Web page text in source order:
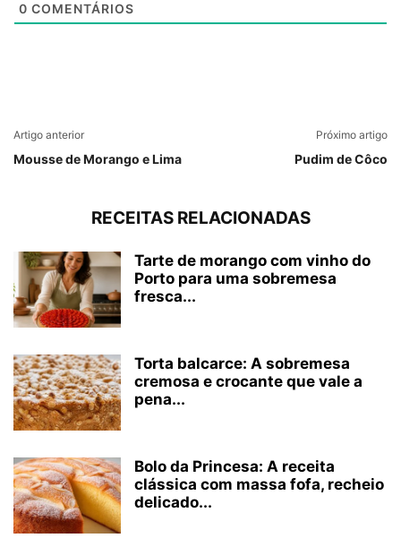
0 COMENTÁRIOS
Artigo anterior
Mousse de Morango e Lima
Próximo artigo
Pudim de Côco
RECEITAS RELACIONADAS
Tarte de morango com vinho do
Porto para uma sobremesa
fresca...
Torta balcarce: A sobremesa
cremosa e crocante que vale a
pena...
Bolo da Princesa: A receita
clássica com massa fofa, recheio
delicado...